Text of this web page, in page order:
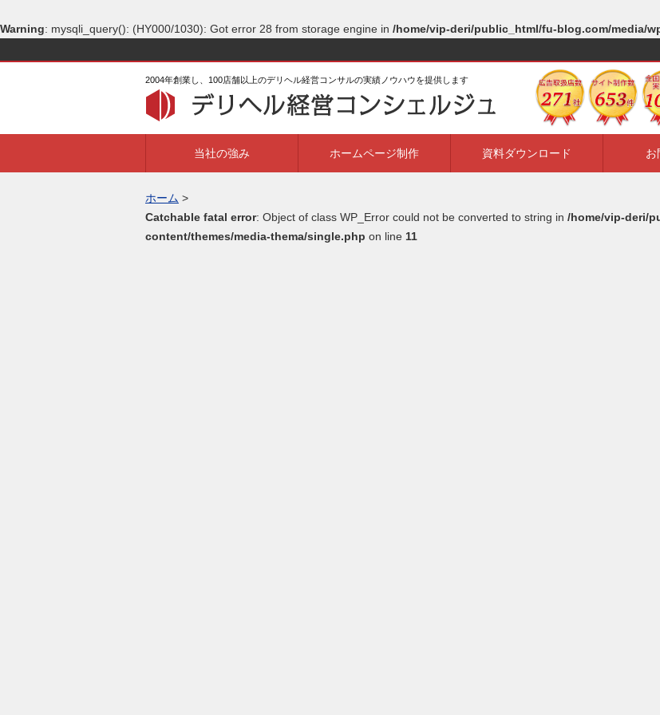
Warning: mysqli_query(): (HY000/1030): Got error 28 from storage engine in /home/vip-deri/public_html/fu-blog.com/media/
2004年創業し、100店舗以上のデリヘル経営コンサルの実績ノウハウを提供します
当社の強み ホームページ制作 資料ダウンロード お
ホーム >
Catchable fatal error: Object of class WP_Error could not be converted to string in /home/vip-deri/
content/themes/media-thema/single.php on line 11